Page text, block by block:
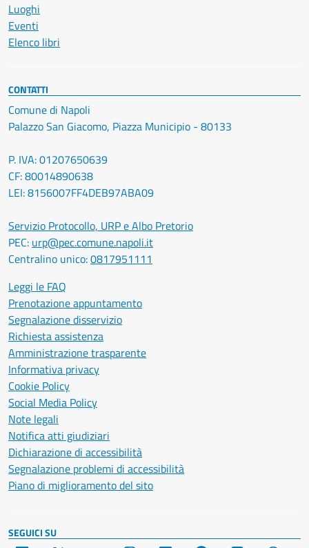
Luoghi
Eventi
Elenco libri
CONTATTI
Comune di Napoli
Palazzo San Giacomo, Piazza Municipio - 80133
P. IVA: 01207650639
CF: 80014890638
LEI: 8156007FF4DEB97ABA09
Servizio Protocollo, URP e Albo Pretorio
PEC: urp@pec.comune.napoli.it
Centralino unico:0817951111
Leggi le FAQ
Prenotazione appuntamento
Segnalazione disservizio
Richiesta assistenza
Amministrazione trasparente
Informativa privacy
Cookie Policy
Social Media Policy
Note legali
Notifica atti giudiziari
Dichiarazione di accessibilità
Segnalazione problemi di accessibilità
Piano di miglioramento del sito
SEGUICI SU